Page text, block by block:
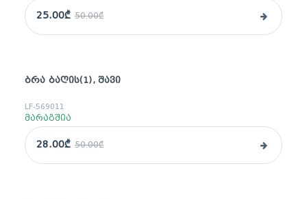
25.00₾ 50.00₾
sale
ᲑᲠᲐ ᲑᲐᲦᲘᲡ(1), ᲨᲐᲕᲘ
LF-569011
მარაგშია
28.00₾ 50.00₾